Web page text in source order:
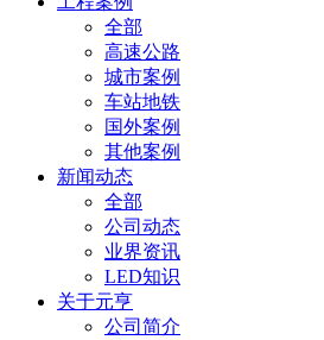
全部
高速公路
城市案例
车站地铁
国外案例
其他案例
新闻动态
全部
公司动态
业界资讯
LED知识
关于元亨
公司简介